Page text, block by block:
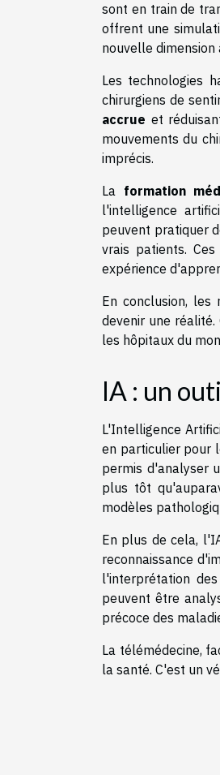
sont en train de
offrent une
nouvelle
Les technologies
chirurgiens de
accrue et
mouvements du
imprécis.
La formation
l'intelligence
peuvent pratiquer
vrais patients.
expérience
En conclusion,
devenir une
les hôpitaux du
IA : un
L'Intelligence
en particulier pour
permis d'analyser
plus tôt
modèles
En plus de cela,
reconnaissance
l'interprétation
peuvent être
précoce des
La télémédecine,
la santé. C'est un